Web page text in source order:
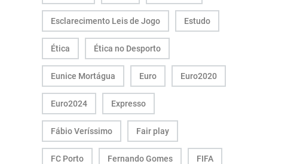
Esclarecimento Leis de Jogo Estudo
Ética Ética no Desporto
Eunice Mortágua Euro Euro2020
Euro2024 Expresso
Fábio Veríssimo Fair play
FC Porto Fernando Gomes FIFA